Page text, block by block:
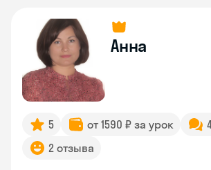
Анна
5 от 1590 ₽ за урок
2 отзыва